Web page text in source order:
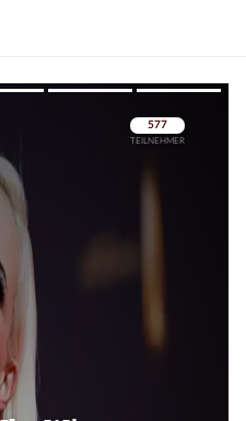
Überspringen